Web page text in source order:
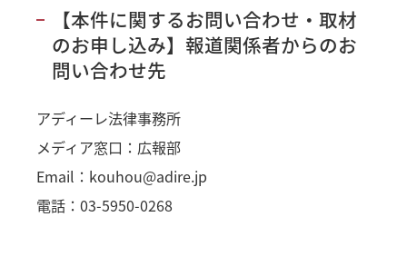
【本件に関するお問い合わせ・取材
のお申し込み】報道関係者からのお
問い合わせ先
アディーレ法律事務所
メディア窓口：広報部
Email：kouhou@adire.jp
電話：03-5950-0268